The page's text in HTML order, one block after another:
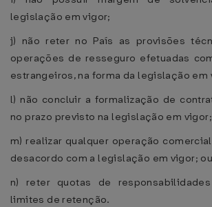
legislação em vigor;
j) não reter no País as provisões
operações de resseguro efetuadas
estrangeiros, na forma da legislação em
l) não concluir a formalização de
no prazo previsto na legislação em vigor;
m) realizar qualquer operação
desacordo com a legislação em vigor; ou
n) reter quotas de
limites de retenção.